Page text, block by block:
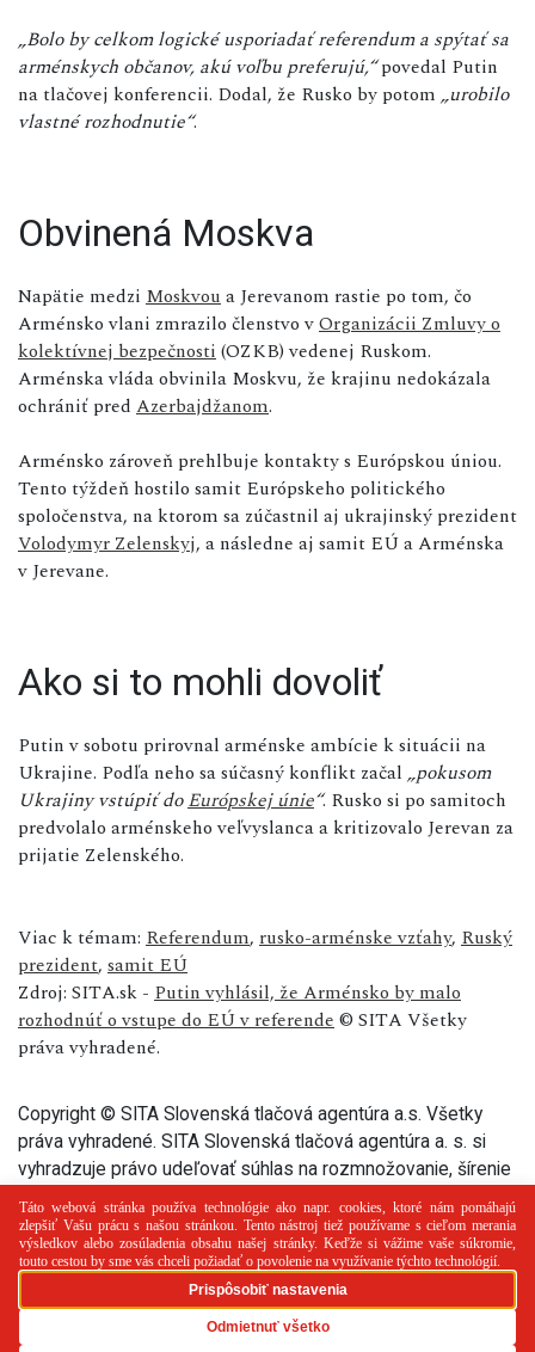
„Bolo by celkom logické usporiadať referendum a spýtať sa
arménskych občanov, akú voľbu preferujú,“povedal Putin
na tlačovej konferencii. Dodal, že Rusko by potom „urobilo
vlastné rozhodnutie“.
Obvinená Moskva
Napätie medzi Moskvou a Jerevanom rastie po tom, čo
Arménsko vlani zmrazilo členstvo vOrganizácii Zmluvy o
kolektívnej bezpečnosti (OZKB) vedenej Ruskom.
Arménska vláda obvinila Moskvu, že krajinu nedokázala
ochrániť pred Azerbajdžanom.
Arménsko zároveň prehlbuje kontakty s Európskou úniou.
Tento týždeň hostilo samit Európskeho politického
spoločenstva, na ktorom sa zúčastnil aj ukrajinský prezident
Volodymyr Zelenskyj, a následne aj samit EÚ a Arménska
v Jerevane.
Ako si to mohli dovoliť
Putin v sobotu prirovnal arménske ambície k situácii na
Ukrajine. Podľa neho sa súčasný konflikt začal „pokusom
Ukrajiny vstúpiť doEurópskej únie“. Rusko si po samitoch
predvolalo arménskeho veľvyslanca a kritizovalo Jerevan za
prijatie Zelenského.
Viac k témam: Referendum, rusko-arménske vzťahy, Ruský
prezident, samit EÚ
Zdroj: SITA.sk - Putin vyhlásil, že Arménsko by malo
rozhodnúť o vstupe do EÚ v referende © SITA Všetky
práva vyhradené.
Copyright © SITA Slovenská tlačová agentúra a.s. Všetky
práva vyhradené. SITA Slovenská tlačová agentúra a. s. si
vyhradzuje právo udeľovať súhlas na rozmnožovanie, šírenie
PR článok